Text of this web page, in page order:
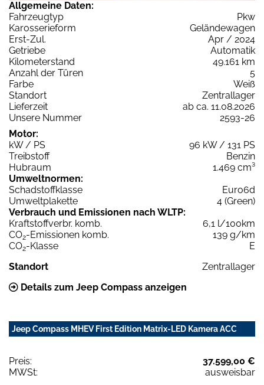
Allgemeine Daten:
Fahrzeugtyp
Pkw
Karosserieform
Geländewagen
Erst-Zul.
Apr / 2024
Getriebe
Automatik
Kilometerstand
49.161 km
Anzahl der Türen
5
Farbe
Weiß
Standort
Zentrallager
Lieferzeit
ab ca. 11.08.2026
Unsere Nummer
2593-26
Motor:
kW / PS
96 kW / 131 PS
Treibstoff
Benzin
Hubraum
1.469 cm³
Umweltnormen:
Schadstoffklasse
Euro6d
Umweltplakette
4 (Green)
Verbrauch und Emissionen nach WLTP:
Kraftstoffverbr. komb.
6,1 l/100km
CO2-Emissionen komb.
139 g/km
CO2-Klasse
E
Standort
Zentrallager
Details zum Jeep Compass anzeigen
Jeep Compass MHEV First Edition Matrix-LED Kamera ACC
Preis:
37.599,00 €
MWSt:
ausweisbar